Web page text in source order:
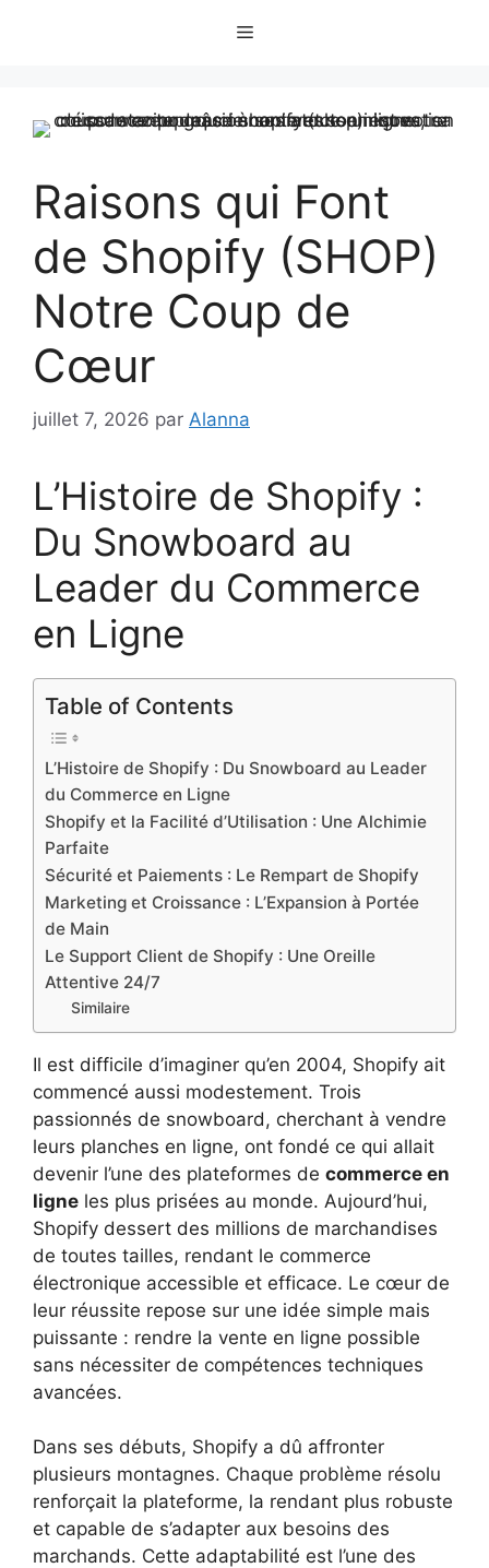
Menu
Raisons qui Font
de Shopify (SHOP)
Notre Coup de
Cœur
juillet 7, 2026 par Alanna
L’Histoire de Shopify :
Du Snowboard au
Leader du Commerce
en Ligne
Table of Contents
L’Histoire de Shopify : Du Snowboard au Leader
du Commerce en Ligne
Shopify et la Facilité d’Utilisation : Une Alchimie
Parfaite
Sécurité et Paiements : Le Rempart de Shopify
Marketing et Croissance : L’Expansion à Portée
de Main
Le Support Client de Shopify : Une Oreille
Attentive 24/7
Similaire
Il est difficile d’imaginer qu’en 2004, Shopify ait
commencé aussi modestement. Trois
passionnés de snowboard, cherchant à vendre
leurs planches en ligne, ont fondé ce qui allait
devenir l’une des plateformes de commerce en
ligne les plus prisées au monde. Aujourd’hui,
Shopify dessert des millions de marchandises
de toutes tailles, rendant le commerce
électronique accessible et efficace. Le cœur de
leur réussite repose sur une idée simple mais
puissante : rendre la vente en ligne possible
sans nécessiter de compétences techniques
avancées.
Dans ses débuts, Shopify a dû affronter
plusieurs montagnes. Chaque problème résolu
renforçait la plateforme, la rendant plus robuste
et capable de s’adapter aux besoins des
marchands. Cette adaptabilité est l’une des